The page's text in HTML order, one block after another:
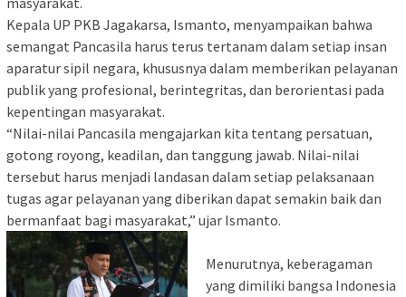
Kepala UP PKB Jagakarsa, Ismanto, menyampaikan bahwa
semangat Pancasila harus terus tertanam dalam setiap insan
aparatur sipil negara, khususnya dalam memberikan pelayanan
publik yang profesional, berintegritas, dan berorientasi pada
kepentingan masyarakat.
“Nilai-nilai Pancasila mengajarkan kita tentang persatuan,
gotong royong, keadilan, dan tanggung jawab. Nilai-nilai
tersebut harus menjadi landasan dalam setiap pelaksanaan
tugas agar pelayanan yang diberikan dapat semakin baik dan
bermanfaat bagi masyarakat,” ujar Ismanto.
Menurutnya, keberagaman
yang dimiliki bangsa Indonesia